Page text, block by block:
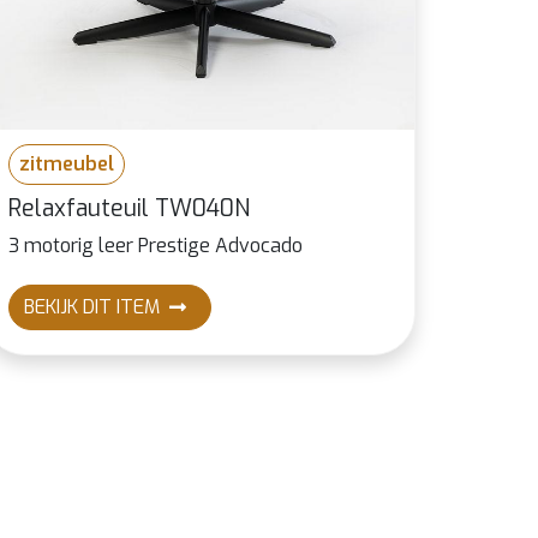
zitmeubel
Relaxfauteuil TW040N
3 motorig leer Prestige Advocado
BEKIJK DIT ITEM